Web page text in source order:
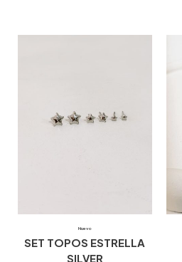
Nuevo
SET TOPOS ESTRELLA
SILVER